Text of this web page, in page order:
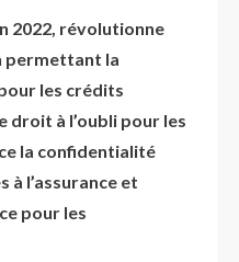
2022, révolutionne
permettant la
les crédits
droit à l’oubli pour les
la confidentialité
à l’assurance et
pour les